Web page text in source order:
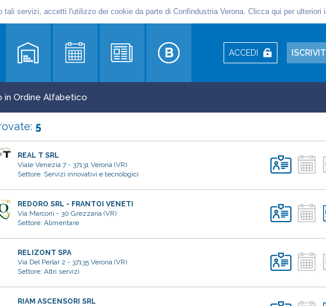
ACCEDI ISCRIVITI
in Ordine Alfabetico
5
REAL T SRL
Viale Venezia 7 - 37131 Verona (VR)
Settore: Servizi innovativi e tecnologici
REDORO SRL - FRANTOI VENETI
Via Marconi - 30 Grezzana (VR)
Settore: Alimentare
RELIZONT SPA
Via Del Perlar 2 - 37135 Verona (VR)
Settore: Altri servizi
RIAM ASCENSORI SRL